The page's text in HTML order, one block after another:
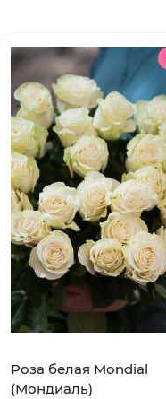
Роза белая Mondial
(Мондиаль)